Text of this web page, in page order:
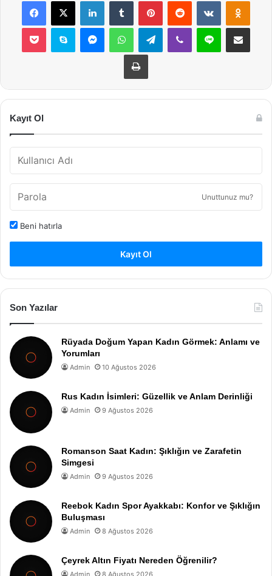
Pocket Skype MessengerWhatsAppTelegramViber Line E-Posta ile
Yazdır
Kayıt Ol
Unuttunuz mu?
Beni hatırla
Kayıt Ol
Son Yazılar
Rüyada Doğum Yapan Kadın Görmek: Anlamı ve
Yorumları
Admin 10 Ağustos 2026
Rus Kadın İsimleri: Güzellik ve Anlam Derinliği
Admin 9 Ağustos 2026
Romanson Saat Kadın: Şıklığın ve Zarafetin
Simgesi
Admin 9 Ağustos 2026
Reebok Kadın Spor Ayakkabı: Konfor ve Şıklığın
Buluşması
Admin 8 Ağustos 2026
Çeyrek Altın Fiyatı Nereden Öğrenilir?
Admin 8 Ağustos 2026